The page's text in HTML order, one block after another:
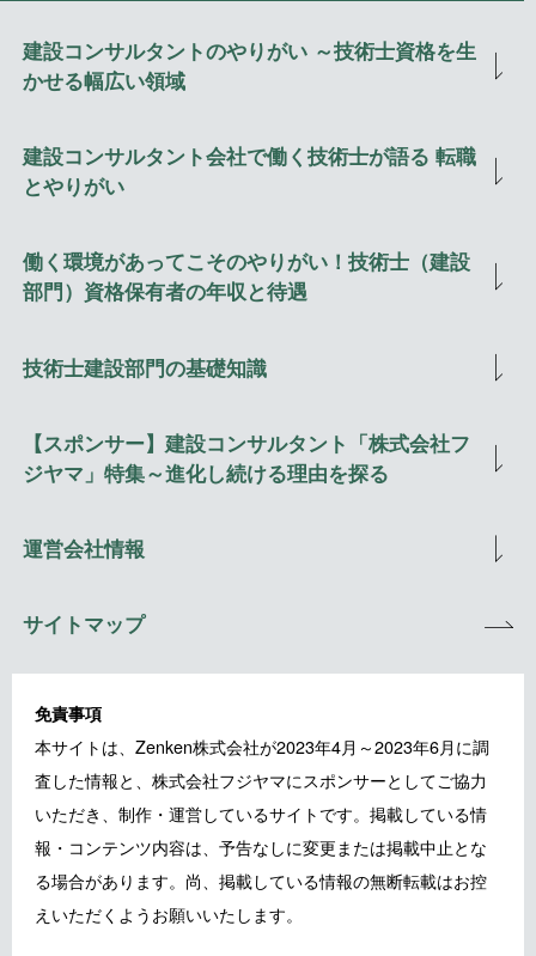
建設コンサルタントのやりがい ～技術士資格を生
かせる幅広い領域
建設コンサルタント会社で働く技術士が語る 転職
とやりがい
働く環境があってこそのやりがい！技術士（建設
部門）資格保有者の年収と待遇
技術士建設部門の基礎知識
【スポンサー】建設コンサルタント「株式会社フ
ジヤマ」特集～進化し続ける理由を探る
運営会社情報
サイトマップ
免責事項
本サイトは、Zenken株式会社が2023年4月～2023年6月に調
査した情報と、株式会社フジヤマにスポンサーとしてご協力
いただき、制作・運営しているサイトです。掲載している情
報・コンテンツ内容は、予告なしに変更または掲載中止とな
る場合があります。尚、掲載している情報の無断転載はお控
えいただくようお願いいたします。